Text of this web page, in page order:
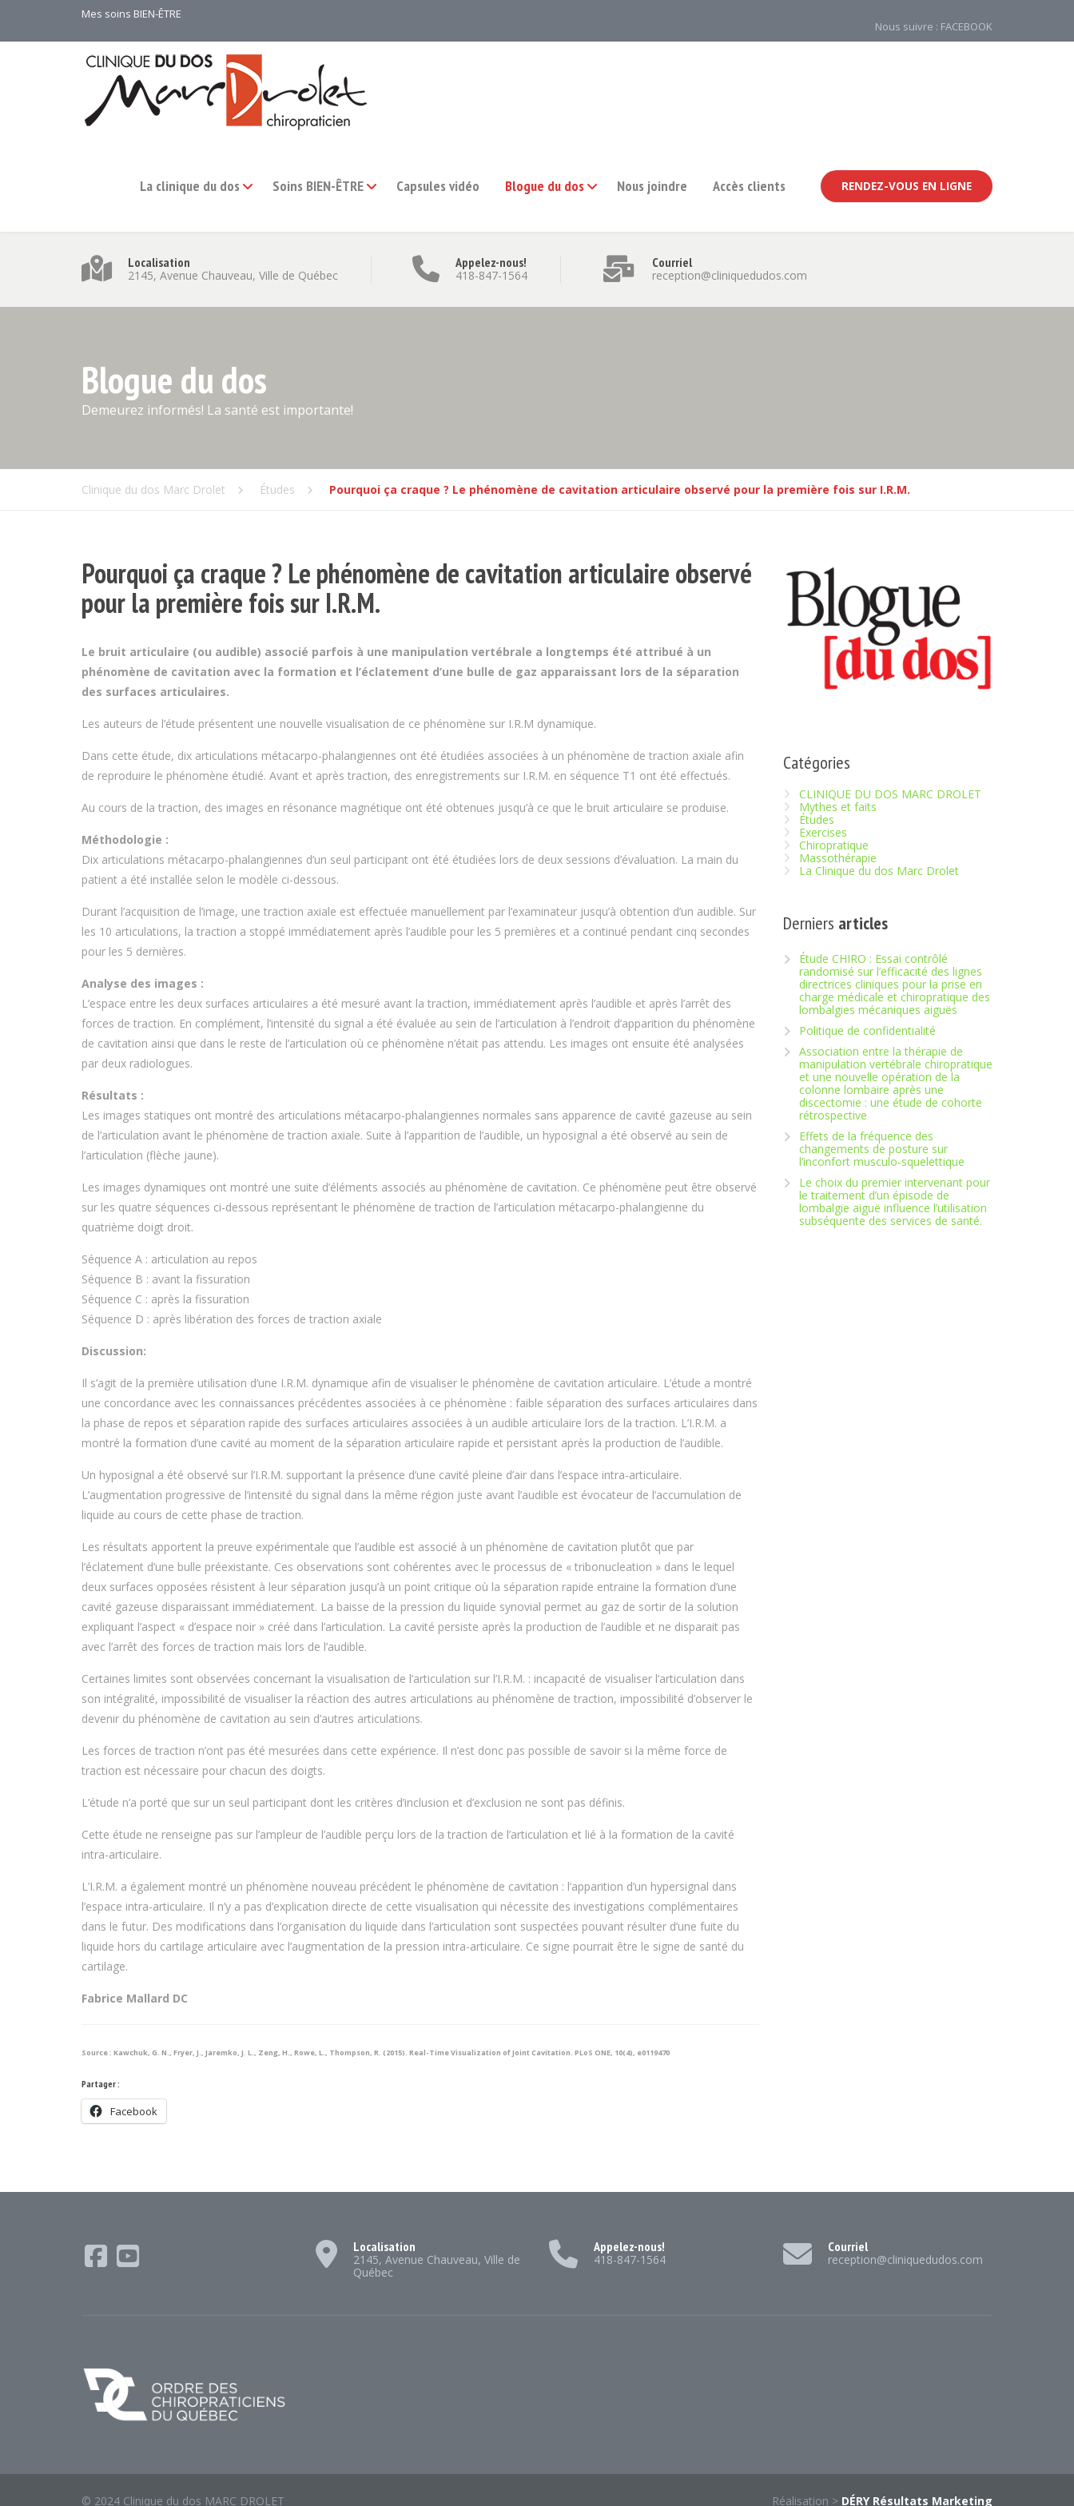
Mes soins BIEN-ÊTRE
Nous suivre : FACEBOOK
La clinique du dos Soins BIEN-ÊTRE Capsules vidéo Blogue du dos Nous joindre Accès clients RENDEZ-VOUS EN LIGNE
Localisation
2145, Avenue Chauveau, Ville de Québec
Appelez-nous!
418-847-1564
Courriel
reception@cliniquedudos.com
Blogue du dos
Demeurez informés! La santé est importante!
Clinique du dos Marc Drolet Études Pourquoi ça craque ? Le phénomène de cavitation articulaire observé pour la première fois sur I.R.M.
Pourquoi ça craque ? Le phénomène de cavitation articulaire observé
pour la première fois sur I.R.M.
Le bruit articulaire (ou audible) associé parfois à une manipulation vertébrale a longtemps été attribué à un
phénomène de cavitation avec la formation et l’éclatement d’une bulle de gaz apparaissant lors de la séparation
des surfaces articulaires.
Les auteurs de l’étude présentent une nouvelle visualisation de ce phénomène sur I.R.M dynamique.
Dans cette étude, dix articulations métacarpo-phalangiennes ont été étudiées associées à un phénomène de traction axiale afin
de reproduire le phénomène étudié. Avant et après traction, des enregistrements sur I.R.M. en séquence T1 ont été effectués.
Au cours de la traction, des images en résonance magnétique ont été obtenues jusqu’à ce que le bruit articulaire se produise.
Méthodologie :
Dix articulations métacarpo-phalangiennes d’un seul participant ont été étudiées lors de deux sessions d’évaluation. La main du
patient a été installée selon le modèle ci-dessous.
Durant l’acquisition de l’image, une traction axiale est effectuée manuellement par l’examinateur jusqu’à obtention d’un audible. Sur
les 10 articulations, la traction a stoppé immédiatement après l’audible pour les 5 premières et a continué pendant cinq secondes
pour les 5 dernières.
Analyse des images :
L’espace entre les deux surfaces articulaires a été mesuré avant la traction, immédiatement après l’audible et après l’arrêt des
forces de traction. En complément, l’intensité du signal a été évaluée au sein de l’articulation à l’endroit d’apparition du phénomène
de cavitation ainsi que dans le reste de l’articulation où ce phénomène n’était pas attendu. Les images ont ensuite été analysées
par deux radiologues.
Résultats :
Les images statiques ont montré des articulations métacarpo-phalangiennes normales sans apparence de cavité gazeuse au sein
de l’articulation avant le phénomène de traction axiale. Suite à l’apparition de l’audible, un hyposignal a été observé au sein de
l’articulation (flèche jaune).
Les images dynamiques ont montré une suite d’éléments associés au phénomène de cavitation. Ce phénomène peut être observé
sur les quatre séquences ci-dessous représentant le phénomène de traction de l’articulation métacarpo-phalangienne du
quatrième doigt droit.
Séquence A : articulation au repos
Séquence B : avant la fissuration
Séquence C : après la fissuration
Séquence D : après libération des forces de traction axiale
Discussion:
Il s’agit de la première utilisation d’une I.R.M. dynamique afin de visualiser le phénomène de cavitation articulaire. L’étude a montré
une concordance avec les connaissances précédentes associées à ce phénomène : faible séparation des surfaces articulaires dans
la phase de repos et séparation rapide des surfaces articulaires associées à un audible articulaire lors de la traction. L’I.R.M. a
montré la formation d’une cavité au moment de la séparation articulaire rapide et persistant après la production de l’audible.
Un hyposignal a été observé sur l’I.R.M. supportant la présence d’une cavité pleine d’air dans l’espace intra-articulaire.
L’augmentation progressive de l’intensité du signal dans la même région juste avant l’audible est évocateur de l’accumulation de
liquide au cours de cette phase de traction.
Les résultats apportent la preuve expérimentale que l’audible est associé à un phénomène de cavitation plutôt que par
l’éclatement d’une bulle préexistante. Ces observations sont cohérentes avec le processus de « tribonucleation » dans le lequel
deux surfaces opposées résistent à leur séparation jusqu’à un point critique où la séparation rapide entraine la formation d’une
cavité gazeuse disparaissant immédiatement. La baisse de la pression du liquide synovial permet au gaz de sortir de la solution
expliquant l’aspect « d’espace noir » créé dans l’articulation. La cavité persiste après la production de l’audible et ne disparait pas
avec l’arrêt des forces de traction mais lors de l’audible.
Certaines limites sont observées concernant la visualisation de l’articulation sur l’I.R.M. : incapacité de visualiser l’articulation dans
son intégralité, impossibilité de visualiser la réaction des autres articulations au phénomène de traction, impossibilité d’observer le
devenir du phénomène de cavitation au sein d’autres articulations.
Les forces de traction n’ont pas été mesurées dans cette expérience. Il n’est donc pas possible de savoir si la même force de
traction est nécessaire pour chacun des doigts.
L’étude n’a porté que sur un seul participant dont les critères d’inclusion et d’exclusion ne sont pas définis.
Cette étude ne renseigne pas sur l’ampleur de l’audible perçu lors de la traction de l’articulation et lié à la formation de la cavité
intra-articulaire.
L’I.R.M. a également montré un phénomène nouveau précédent le phénomène de cavitation : l’apparition d’un hypersignal dans
l’espace intra-articulaire. Il n’y a pas d’explication directe de cette visualisation qui nécessite des investigations complémentaires
dans le futur. Des modifications dans l’organisation du liquide dans l’articulation sont suspectées pouvant résulter d’une fuite du
liquide hors du cartilage articulaire avec l’augmentation de la pression intra-articulaire. Ce signe pourrait être le signe de santé du
cartilage.
Fabrice Mallard DC
Source : Kawchuk, G. N., Fryer, J., Jaremko, J. L., Zeng, H., Rowe, L., Thompson, R. (2015). Real-Time Visualization of Joint Cavitation. PLoS ONE, 10(4), e0119470
Partager :
Facebook
Catégories
CLINIQUE DU DOS MARC DROLET
Mythes et faits
Études
Exercises
Chiropratique
Massothérapie
La Clinique du dos Marc Drolet
Derniers articles
Étude CHIRO : Essai contrôlé
randomisé sur l’efficacité des lignes
directrices cliniques pour la prise en
charge médicale et chiropratique des
lombalgies mécaniques aiguës
Politique de confidentialité
Association entre la thérapie de
manipulation vertébrale chiropratique
et une nouvelle opération de la
colonne lombaire après une
discectomie : une étude de cohorte
rétrospective
Effets de la fréquence des
changements de posture sur
l’inconfort musculo-squelettique
Le choix du premier intervenant pour
le traitement d’un épisode de
lombalgie aiguë influence l’utilisation
subséquente des services de santé.
Localisation
2145, Avenue Chauveau, Ville de
Québec
Appelez-nous!
418-847-1564
Courriel
reception@cliniquedudos.com
© 2024 Clinique du dos MARC DROLET Réalisation > DÉRY Résultats Marketing